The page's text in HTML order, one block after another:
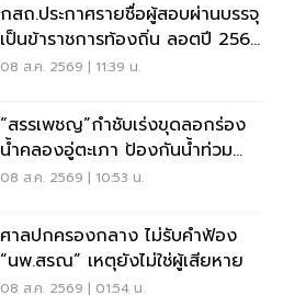
กสถ.ประกาศรายชื่อผู้สอบผ่านบรรจุ
เป็นข้าราชการท้องถิ่น ลอตปี 2568
ใหม่
08 ส.ค. 2569 | 11:39 น.
“สรรเพชญ”กำชับเร่งขุดลอกร่อง
น้ำคลองอู่ตะเภา ป้องกันน้ำท่วม
สงขลา
08 ส.ค. 2569 | 10:53 น.
ศาลปกครองกลาง ไม่รับคำฟ้อง
“นพ.สรณ” เหตุยังไม่ใช่ผู้เสียหาย
08 ส.ค. 2569 | 01:54 น.